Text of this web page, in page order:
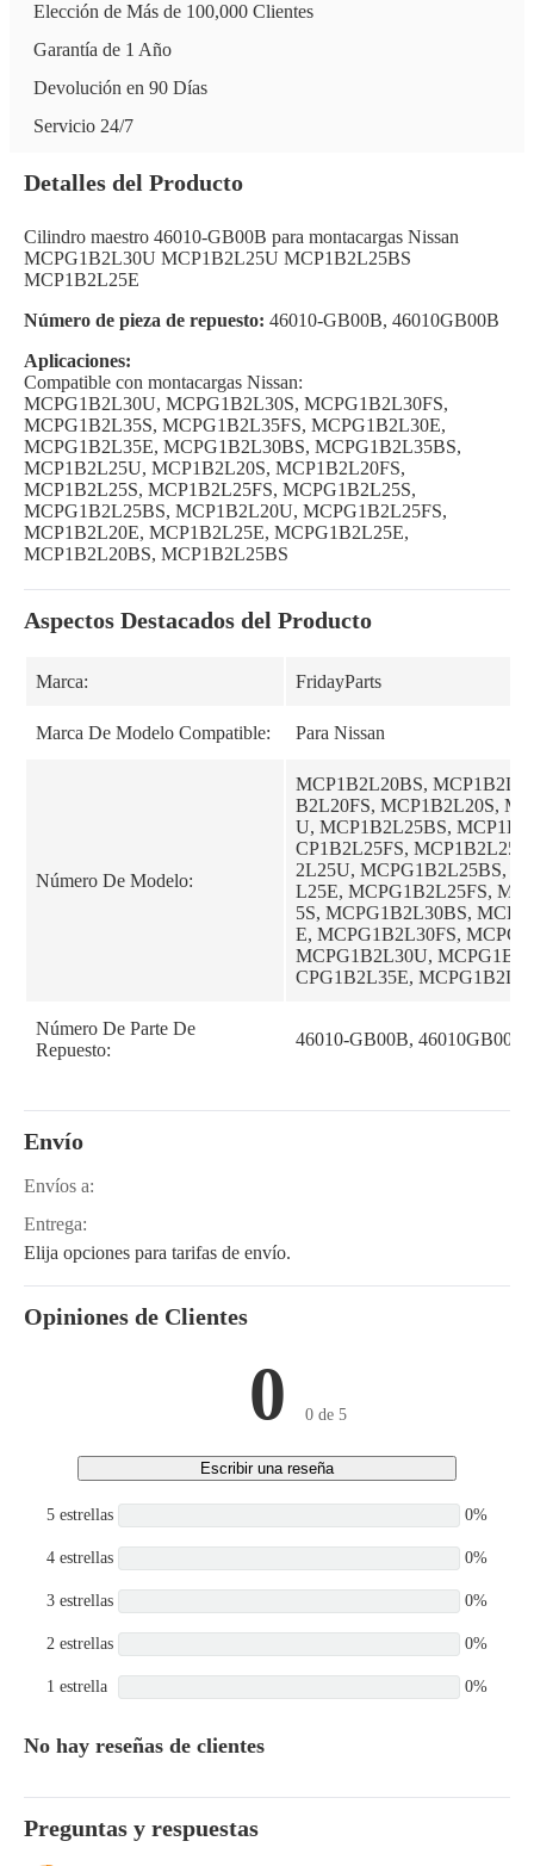
Elección de Más de 100,000 Clientes
Garantía de 1 Año
Devolución en 90 Días
Servicio 24/7
Detalles del Producto
Cilindro maestro 46010-GB00B para montacargas Nissan
MCPG1B2L30U MCP1B2L25U MCP1B2L25BS
MCP1B2L25E
Número de pieza de repuesto: 46010-GB00B, 46010GB00B
Aplicaciones:
Compatible con montacargas Nissan:
MCPG1B2L30U, MCPG1B2L30S, MCPG1B2L30FS,
MCPG1B2L35S, MCPG1B2L35FS, MCPG1B2L30E,
MCPG1B2L35E, MCPG1B2L30BS, MCPG1B2L35BS,
MCP1B2L25U, MCP1B2L20S, MCP1B2L20FS,
MCP1B2L25S, MCP1B2L25FS, MCPG1B2L25S,
MCPG1B2L25BS, MCP1B2L20U, MCPG1B2L25FS,
MCP1B2L20E, MCP1B2L25E, MCPG1B2L25E,
MCP1B2L20BS, MCP1B2L25BS
Aspectos Destacados del Producto
Marca: FridayParts
Marca De Modelo Compatible: Para Nissan
Número De Modelo:
MCP1B2L20BS,
B2L20FS, MCP1B2L20S,
U, MCP1B2L25BS,
CP1B2L25FS,
2L25U, MCPG1B2L25BS,
L25E, MCPG1B2L25FS,
5S, MCPG1B2L30BS,
E, MCPG1B2L30FS,
MCPG1B2L30U,
CPG1B2L35E,
Número De Parte De
Repuesto:
46010-GB00B, 46010GB00B
Envío
Envíos a:
Entrega:
Elija opciones para tarifas de envío.
Opiniones de Clientes
0 0 de 5
Escribir una reseña
5 estrellas 0%
4 estrellas 0%
3 estrellas 0%
2 estrellas 0%
1 estrella 0%
No hay reseñas de clientes
Preguntas y respuestas